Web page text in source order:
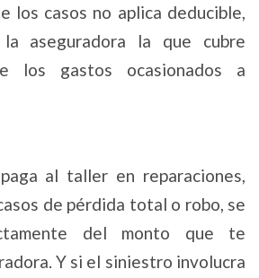
los casos no aplica deducible,
aseguradora la que cubre
los gastos ocasionados a
al taller en reparaciones,
de pérdida total o robo, se
del monto que te
Y si el siniestro involucra